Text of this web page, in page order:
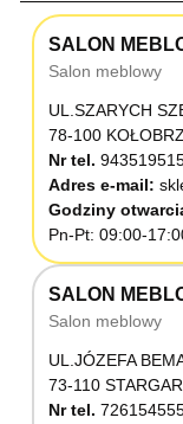
SALON
Salon meblowy
UL.SZARYCH
78-100
Nr tel.
Adres e-mail:
Godziny
Pn-Pt: 09:00-
SALON
Salon meblowy
UL.JÓZEFA
73-110
Nr tel.